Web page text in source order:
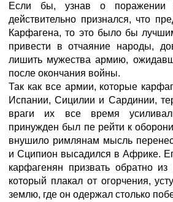
Если бы, узнав о поражении
действительно признался, что
Карфагена, то это было бы
привести в отчаяние народы,
лишить мужества армию,
после окончания войны.
Так как все армии, которые
Испании, Сицилии и Сардинии,
враги их все время
принужден был пе рейти к
внушило римлянам мысль
и Сципион высадился в Африке.
карфагенян призвать обратно
который плакал от огорчения,
землю, где он одержал столько